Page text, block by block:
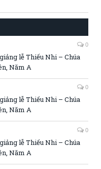
0
lễ Thiếu Nhi – Chúa
Năm A
0
lễ Thiếu Nhi – Chúa
Năm A
0
lễ Thiếu Nhi – Chúa
Năm A